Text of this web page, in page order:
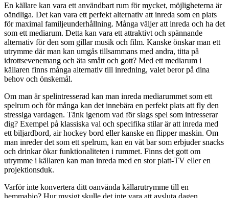
En källare kan vara ett användbart rum för mycket, möjligheterna är
oändliga. Det kan vara ett perfekt alternativ att inreda som en plats
för maximal familjeunderhållning. Många väljer att inreda och ha det
som ett mediarum. Detta kan vara ett attraktivt och spännande
alternativ för den som gillar musik och film. Kanske önskar man ett
utrymme där man kan umgås tillsammans med andra, titta på
idrottsevenemang och äta smått och gott? Med ett mediarum i
källaren finns många alternativ till inredning, valet beror på dina
behov och önskemål.
Om man är spelintresserad kan man inreda mediarummet som ett
spelrum och för många kan det innebära en perfekt plats att fly den
stressiga vardagen. Tänk igenom vad för slags spel som intresserar
dig? Exempel på klassiska val och specifika stilar är att inreda med
ett biljardbord, air hockey bord eller kanske en flipper maskin. Om
man inreder det som ett spelrum, kan en våt bar som erbjuder snacks
och drinkar ökar funktionaliteten i rummet. Finns det gott om
utrymme i källaren kan man inreda med en stor platt-TV eller en
projektionsduk.
Varför inte konvertera ditt oanvända källarutrymme till en
hemmabio? Hur mysigt skulle det inte vara att avsluta dagen